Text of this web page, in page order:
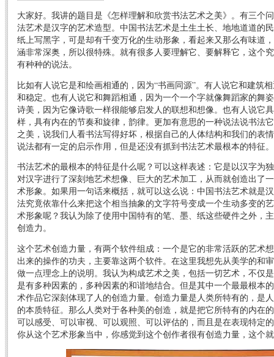
大家好。我讲的题目是《怎样理解和欣赏书法艺术之美》。有三个
法艺术是汉字的艺术造型。中国书法艺术是土生土长、地地道道的
纸上写黑字，可是却有千变万化的生动形象，看起来又那么有味道
涵非常深奥，所以很特殊。就有很多人要理解它、要解释它，这个
有种种的说法。
比如有人说它是和绘画相通的，因为“书画同源”。有人说它和建筑
和稳定。也有人说它和舞蹈相通，因为一个一个字就像舞蹈家的舞
诗美，因为它像诗歌一样很能够启发人的联想和想像。也有人说它
样，具有内在的节奏和旋律，韵律。更加有意思的一种说法说书法
之美，说我们人看书法写得好坏，根据自己的人体结构和我们的表
说法都有一定的启示作用，但是还没有抓到书法艺术最根本的特征。
书法艺术的最根本的特征是什么呢？可以这样表述：它是以汉字为
对汉字进行了深刻地艺术想像、巨大的艺术加工，从而就创造出了
术形象。如果用一句话来概括，就可以这么说：中国书法艺术就是
法究竟依靠什么来把这个相当抽象的文字符号变成一个生动多变的
术形象呢？我认为除了使用中国特有的笔、墨、纸这些硬件之外，
创造力。
这个艺术创造力量，有两个软件组成：一个是它的非常活跃的艺术
出来的操作的功夫，主要靠这两个软件。在这里我想先从美学的和
做一点理念上的说明。我认为构成艺术之美，包括一切艺术，不仅
是有多种因素的，多种因素的和谐地结合。但是其中一个最最根本
术作品它深刻体现了人的创造力量。创造力量是人类所特有的，是
的本质特征。那么人类对于各种美的创造，就是把它所特有的内在
可以感受、可以审视、可以观照、可以评估的，而且是在表现特定
你从这个艺术形象当中，你感觉到这个创作者很有创造力量，这个